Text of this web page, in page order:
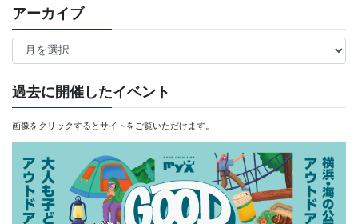
アーカイブ
ア
ー
カ
イ
ブ
過去に開催したイベント
画像をクリックするとサイトをご覧いただけます。